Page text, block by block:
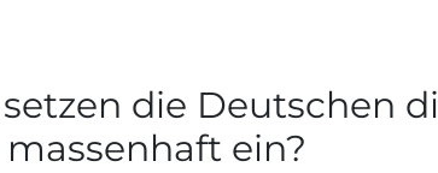
die Deutschen
ein?